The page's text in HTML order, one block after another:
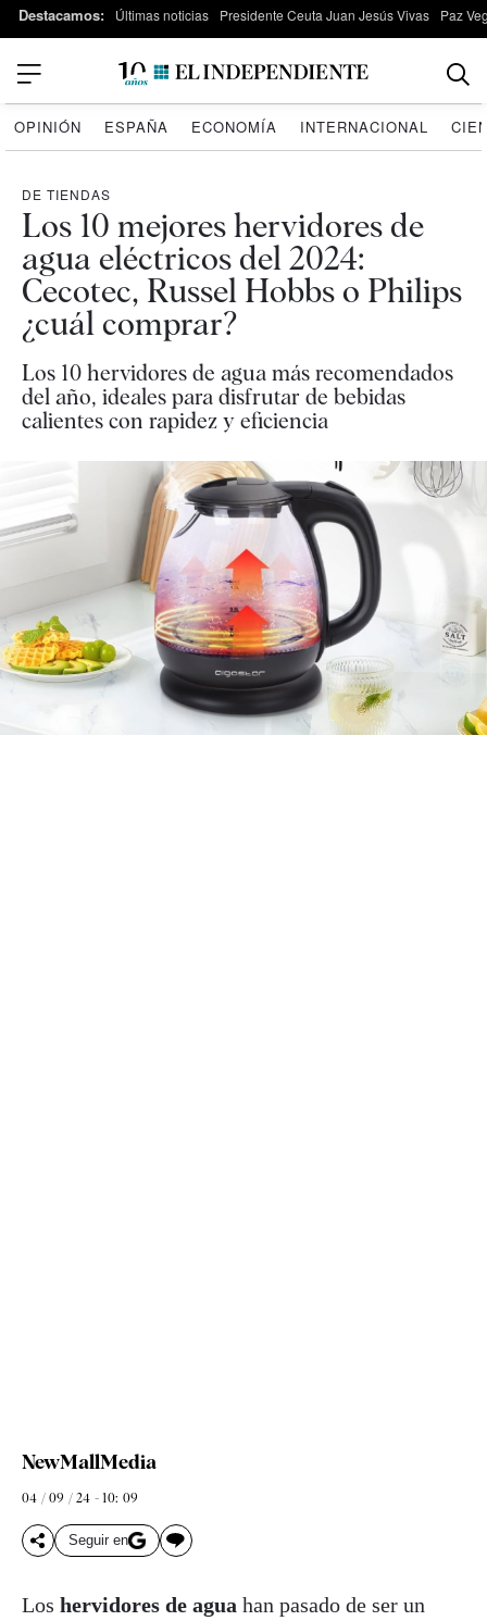
Destacamos: Últimas noticias Presidente Ceuta Juan Jesús Vivas Paz
OPINIÓN ESPAÑA ECONOMÍA INTERNACIONAL
DE TIENDAS
Los 10 mejores hervidores de
agua eléctricos del 2024:
Cecotec, Russel Hobbs o Philips
¿cuál comprar?
Los 10 hervidores de agua más recomendados
del año, ideales para disfrutar de bebidas
calientes con rapidez y eficiencia
NewMallMedia
04 / 09 / 24 - 10: 09
Seguir en
Los hervidores de agua han pasado de ser un